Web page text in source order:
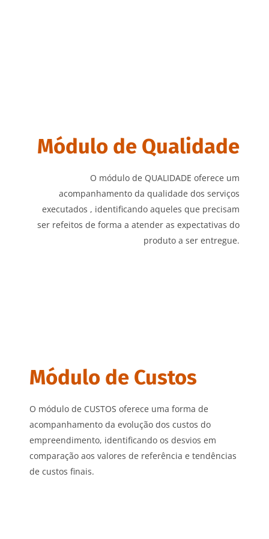
Módulo de Qualidade
O módulo de QUALIDADE oferece um
acompanhamento da qualidade dos serviços
executados , identificando aqueles que precisam
ser refeitos de forma a atender as expectativas do
produto a ser entregue.
Módulo de Custos
O módulo de CUSTOS oferece uma forma de
acompanhamento da evolução dos custos do
empreendimento, identificando os desvios em
comparação aos valores de referência e tendências
de custos finais.